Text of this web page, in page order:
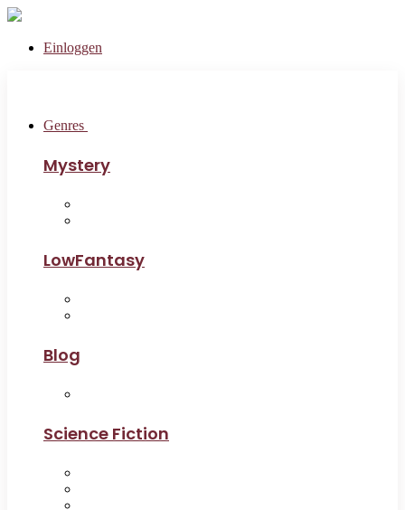
Einloggen
Genres
Mystery
LowFantasy
Blog
Science Fiction